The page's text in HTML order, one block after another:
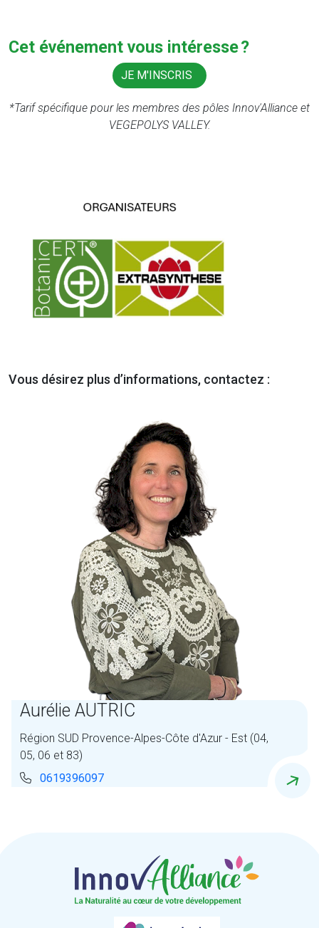
Cet événement vous intéresse ?
JE M'INSCRIS
*Tarif spécifique pour les membres des pôles Innov'Alliance et
VEGEPOLYS VALLEY.
Vous désirez plus d’informations, contactez :
Aurélie AUTRIC
Région SUD Provence-Alpes-Côte d'Azur - Est (04,
05, 06 et 83)
0619396097